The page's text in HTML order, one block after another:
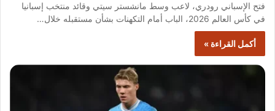
فتح الإسباني رودري، لاعب وسط مانشستر سيتي وقائد منتخب إسبانيا
في كأس العالم 2026، الباب أمام التكهنات بشأن مستقبله خلال…
أكمل القراءة »